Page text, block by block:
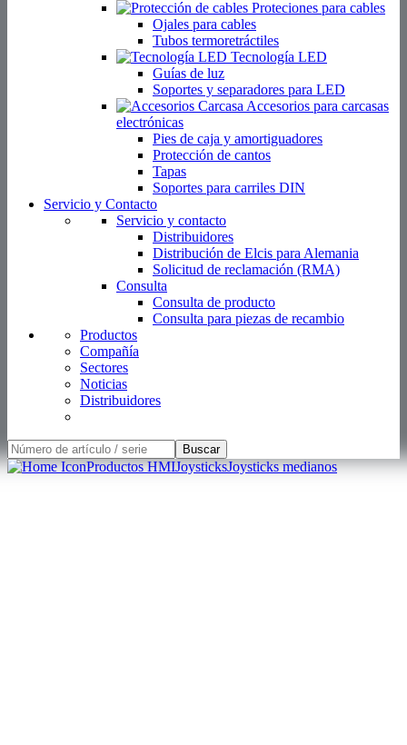
Proteciones para cables
Ojales para cables
Tubos termoretráctiles
Tecnología LED
Guías de luz
Soportes y separadores para LED
Accesorios para carcasas
electrónicas
Pies de caja y amortiguadores
Protección de cantos
Tapas
Soportes para carriles DIN
Servicio y Contacto
Servicio y contacto
Distribuidores
Distribución de Elcis para Alemania
Solicitud de reclamación (RMA)
Consulta
Consulta de producto
Consulta para piezas de recambio
Productos
Compañía
Sectores
Noticias
Distribuidores
Buscar
Productos HMIJoysticksJoysticks medianos